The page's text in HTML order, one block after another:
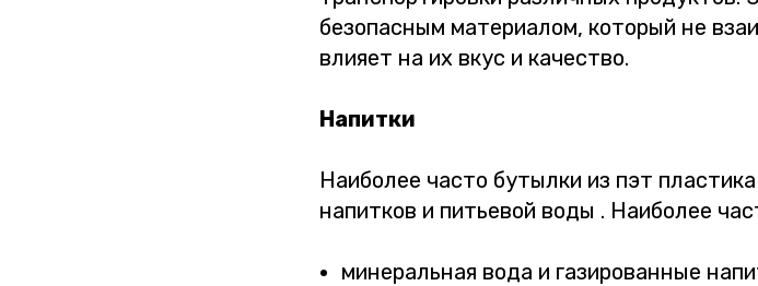
безопасным материалом, который не
влияет на их вкус и качество.
Напитки
Наиболее часто бутылки из пэт
напитков и питьевой воды . Наиболее
минеральная вода и газированные